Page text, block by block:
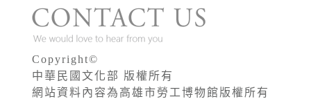
Copyright©
中華民國文化部 版權所有
網站資料內容為高雄市勞工博物館版權所有